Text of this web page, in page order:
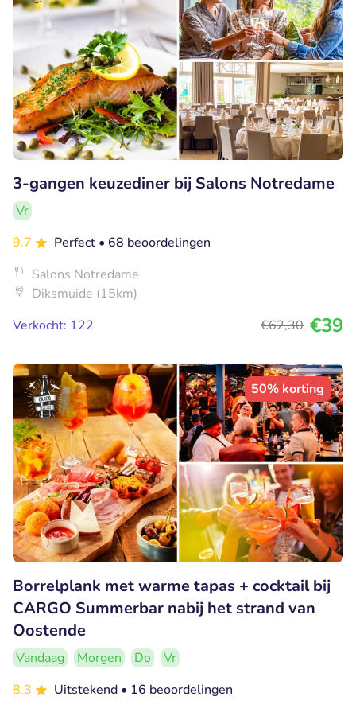
3-gangen keuzediner bij Salons Notredame
Vr
9.7
Perfect • 68 beoordelingen
Salons Notredame
Diksmuide (15km)
Verkocht: 122
€62,30 €39
50% korting
Borrelplank met warme tapas + cocktail bij
CARGO Summerbar nabij het strand van
Oostende
Vandaag Morgen Do
Vr
8.3
Uitstekend • 16 beoordelingen